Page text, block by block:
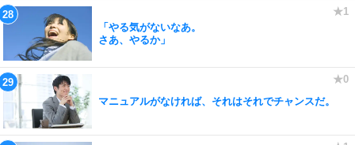
「やる気がないなあ。
さあ、やるか」
マニュアルがなければ、それはそれでチャンスだ。